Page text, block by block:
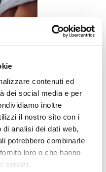
contenuti ed
dei social media e per
inoltre
il nostro sito con i
analisi dei dati web,
potrebbero combinarle
loro o che hanno
servizi.